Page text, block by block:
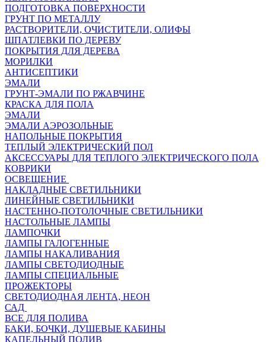
ПОДГОТОВКА ПОВЕРХНОСТИ
ГРУНТ ПО МЕТАЛЛУ
РАСТВОРИТЕЛИ, ОЧИСТИТЕЛИ, ОЛИФЫ
ШПАТЛЕВКИ ПО ДЕРЕВУ
ПОКРЫТИЯ ДЛЯ ДЕРЕВА
МОРИЛКИ
АНТИСЕПТИКИ
ЭМАЛИ
ГРУНТ-ЭМАЛИ ПО РЖАВЧИНЕ
КРАСКА ДЛЯ ПОЛА
ЭМАЛИ
ЭМАЛИ АЭРОЗОЛЬНЫЕ
НАПОЛЬНЫЕ ПОКРЫТИЯ
ТЕПЛЫЙ ЭЛЕКТРИЧЕСКИЙ ПОЛ
АКСЕССУАРЫ ДЛЯ ТЕПЛОГО ЭЛЕКТРИЧЕСКОГО ПОЛА
КОВРИКИ
ОСВЕЩЕНИЕ
НАКЛАДНЫЕ СВЕТИЛЬНИКИ
ЛИНЕЙНЫЕ СВЕТИЛЬНИКИ
НАСТЕННО-ПОТОЛОЧНЫЕ СВЕТИЛЬНИКИ
НАСТОЛЬНЫЕ ЛАМПЫ
ЛАМПОЧКИ
ЛАМПЫ ГАЛОГЕННЫЕ
ЛАМПЫ НАКАЛИВАНИЯ
ЛАМПЫ СВЕТОДИОДНЫЕ
ЛАМПЫ СПЕЦИАЛЬНЫЕ
ПРОЖЕКТОРЫ
СВЕТОДИОДНАЯ ЛЕНТА, НЕОН
САД
ВСЕ ДЛЯ ПОЛИВА
БАКИ, БОЧКИ, ДУШЕВЫЕ КАБИНЫ
КАПЕЛЬНЫЙ ПОЛИВ